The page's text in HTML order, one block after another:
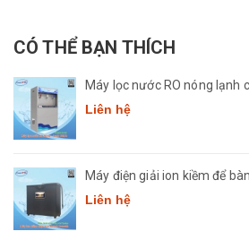
CÓ THỂ BẠN THÍCH
Máy lọc nước RO nóng lạnh
CM2681-50
Liên hệ
Máy điện giải ion kiềm để
3668
Liên hệ